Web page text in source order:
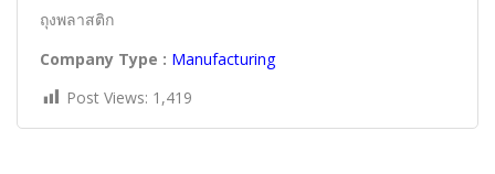
ถุงพลาสติก
Company Type : Manufacturing
Post Views: 1,419